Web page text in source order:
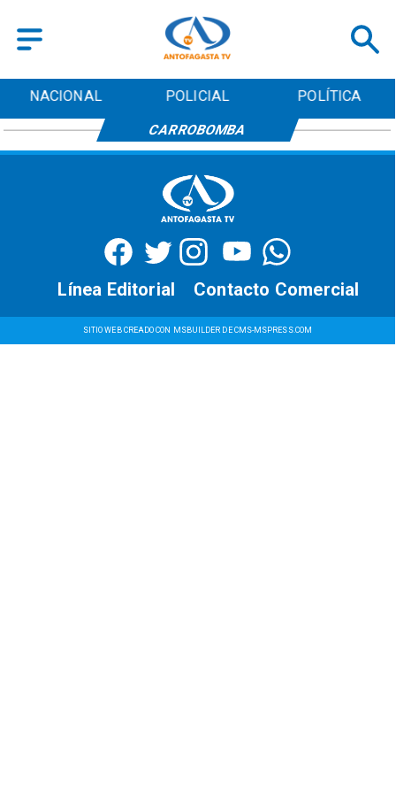
NACIONAL POLICIAL POLÍTICA
CARROBOMBA
SITIO WEB CREADO CON MSBUILDER DE CMS-MSPRESS.COM
Contacto Comercial
Línea Editorial